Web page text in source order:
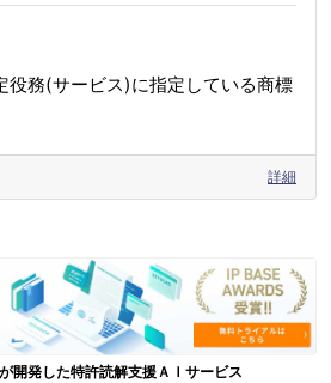
役務(サービス)に指定している商標
詳細
開発した特許読解支援ＡＩサービス